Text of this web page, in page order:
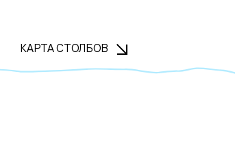
КАРТА СТОЛБОВ